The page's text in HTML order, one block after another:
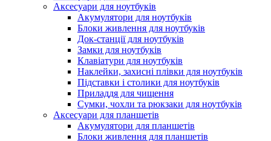
Аксесуари для ноутбуків
Акумулятори для ноутбуків
Блоки живлення для ноутбуків
Док-станції для ноутбуків
Замки для ноутбуків
Клавіатури для ноутбуків
Наклейки, захисні плівки для ноутбуків
Підставки і столики для ноутбуків
Приладдя для чищення
Сумки, чохли та рюкзаки для ноутбуків
Аксесуари для планшетів
Акумулятори для планшетів
Блоки живлення для планшетів